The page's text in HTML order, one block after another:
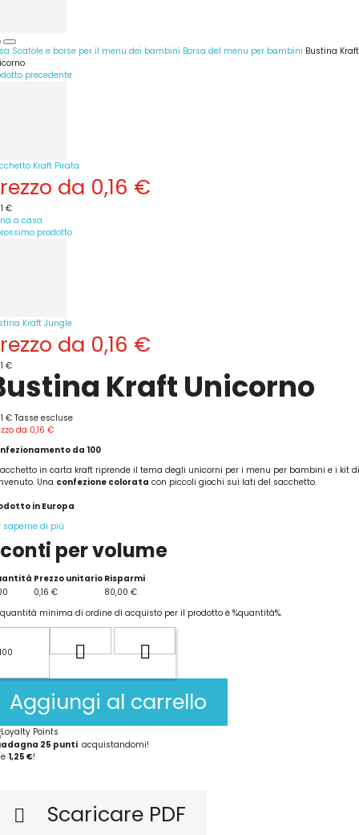
Scatole e borse per il menu dei bambini Borsa del menu per bambini Bustina Kraft
precedente
Kraft Pirata
da 0,16 €
€
a casa
prodotto
Kraft Jungle
da 0,16 €
€
Kraft Unicorno
€ Tasse escluse
da 0,16 €
da 100
in carta kraft riprende il tema degli unicorni per i menu per bambini e i kit di
Una confezione colorata con piccoli giochi sui lati del sacchetto.
in Europa
saperne di più
per volume
Prezzo unitario Risparmi
0,16 €
80,00 €
minima di ordine di acquisto per il prodotto è %quantità%.
Aggiungi al carrello
25 punti acquistandomi!
1,25 €!
 Scaricare PDF